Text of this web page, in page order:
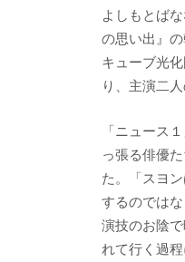
o
k
よしもとば
の思い出』
キューブ光
り、主演二
「ニュース
っ張る俳優
た。「スヨ
するのでは
演技のお陰
れて行く過